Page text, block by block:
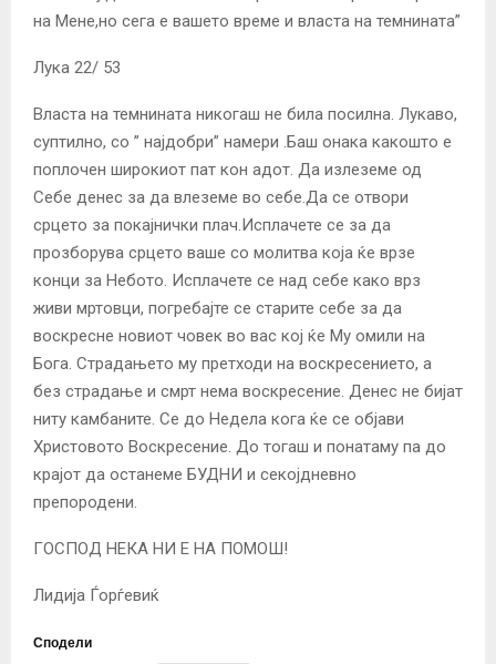
на Мене,но сега е вашето време и власта на темнината”
Лука 22/ 53
Власта на темнината никогаш не била посилна. Лукаво,
суптилно, со ” најдобри” намери .Баш онака какошто е
поплочен широкиот пат кон адот. Да излеземе од
Себе денес за да влеземе во себе.Да се отвори
срцето за покајнички плач.Исплачете се за да
прозборува срцето ваше со молитва која ќе врзе
конци за Небото. Исплачете се над себе како врз
живи мртовци, погребајте се старите себе за да
воскресне новиот човек во вас кој ќе Му омили на
Бога. Страдањето му претходи на воскресението, а
без страдање и смрт нема воскресение. Денес не бијат
ниту камбаните. Се до Недела кога ќе се објави
Христовото Воскресение. До тогаш и понатаму па до
крајот да останеме БУДНИ и секојдневно
препородени.
ГОСПОД НЕКА НИ Е НА ПОМОШ!
Лидија Ѓорѓевиќ
Сподели